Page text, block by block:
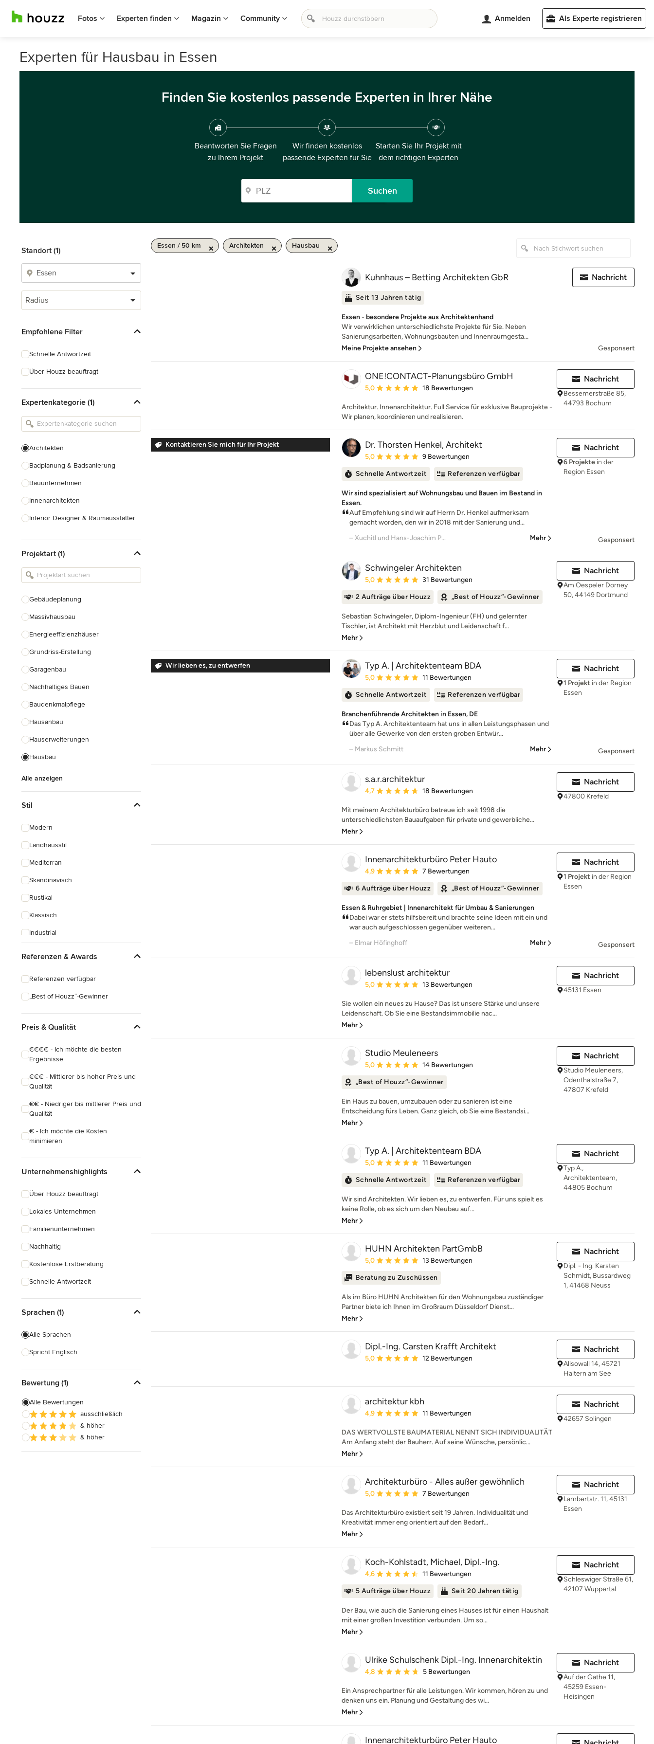
Fotos Experten finden Magazin Community Anmelden Als Experte registrieren
Experten für Hausbau in Essen
Finden Sie kostenlos passende Experten in Ihrer Nähe
Beantworten Sie Fragen
zu Ihrem Projekt
Wir finden kostenlos
passende Experten für Sie
Starten Sie Ihr Projekt mit
dem richtigen Experten
Suchen
Standort (1)
Radius
Empfohlene Filter
Schnelle Antwortzeit
Über Houzz beauftragt
Expertenkategorie (1)
Architekten
Badplanung & Badsanierung
Bauunternehmen
Innenarchitekten
Interior Designer & Raumausstatter
Landschaftsarchitekten
Armaturen & Sanitärbedarf
Einbauschränke
Projektart (1)
Gebäudeplanung
Massivhausbau
Energieeffizienzhäuser
Grundriss-Erstellung
Garagenbau
Nachhaltiges Bauen
Baudenkmalpflege
Hausanbau
Hauserweiterungen
Hausbau
Alle anzeigen
Stil
Modern
Landhausstil
Mediterran
Skandinavisch
Rustikal
Klassisch
Industrial
Referenzen & Awards
Referenzen verfügbar
„Best of Houzz“-Gewinner
Preis & Qualität
€€€€ - Ich möchte die besten
Ergebnisse
€€€ - Mittlerer bis hoher Preis und
Qualität
€€ - Niedriger bis mittlerer Preis und
Qualität
€ - Ich möchte die Kosten
minimieren
Unternehmenshighlights
Über Houzz beauftragt
Lokales Unternehmen
Familienunternehmen
Nachhaltig
Kostenlose Erstberatung
Schnelle Antwortzeit
Sprachen (1)
Alle Sprachen
Spricht Englisch
Bewertung (1)
Alle Bewertungen
ausschließlich
& höher
& höher
Essen / 50 km Architekten Hausbau
Kuhnhaus – Betting Architekten GbR
Seit 13 Jahren tätig
Essen - besondere Projekte aus Architektenhand
Wir verwirklichen unterschiedlichste Projekte für Sie. Neben
Sanierungsarbeiten, Wohnungsbauten und Innenraumgesta...
Meine Projekte ansehen
Nachricht
Gesponsert
ONE!CONTACT-Planungsbüro GmbH
Durchschnittliche Bewertung: 5 von 5 Sternen
5,0 18 Bewertungen
Architektur. Innenarchitektur. Full Service für exklusive Bauprojekte -
Wir planen, koordinieren und realisieren.
Nachricht
Bessemerstraße 85,
44793 Bochum
Kontaktieren Sie mich für Ihr Projekt Dr. Thorsten Henkel, Architekt
Durchschnittliche Bewertung: 5 von 5 Sternen
5,0 9 Bewertungen
Schnelle Antwortzeit Referenzen verfügbar
Wir sind spezialisiert auf Wohnungsbau und Bauen im Bestand in
Essen.
Auf Empfehlung sind wir auf Herrn Dr. Henkel aufmerksam
gemacht worden, den wir in 2018 mit der Sanierung und...
– Xuchitl und Hans-Joachim Pein
Mehr
Nachricht
6 Projekte in der
Region Essen
Gesponsert
Schwingeler Architekten
Durchschnittliche Bewertung: 5 von 5 Sternen
5,0 31 Bewertungen
2 Aufträge über Houzz „Best of Houzz“-Gewinner
Sebastian Schwingeler, Diplom-Ingenieur (FH) und gelernter
Tischler, ist Architekt mit Herzblut und Leidenschaft f...
Mehr
Nachricht
Am Oespeler Dorney
50, 44149 Dortmund
Wir lieben es, zu entwerfen Typ A. | Architektenteam BDA
Durchschnittliche Bewertung: 5 von 5 Sternen
5,0 11 Bewertungen
Schnelle Antwortzeit Referenzen verfügbar
Branchenführende Architekten in Essen, DE
Das Typ A. Architektenteam hat uns in allen Leistungsphasen und
über alle Gewerke von den ersten groben Entwür...
– Markus Schmitt
Mehr
Nachricht
1 Projekt in der Region
Essen
Gesponsert
s.a.r.architektur
Durchschnittliche Bewertung: 4.7 von 5 Sternen
4,7 18 Bewertungen
Mit meinem Architekturbüro betreue ich seit 1998 die
unterschiedlichsten Bauaufgaben für private und gewerbliche...
Mehr
Nachricht
47800 Krefeld
Innenarchitekturbüro Peter Hauto
Durchschnittliche Bewertung: 4.9 von 5 Sternen
4,9 7 Bewertungen
6 Aufträge über Houzz „Best of Houzz“-Gewinner
Essen & Ruhrgebiet | Innenarchitekt für Umbau & Sanierungen
Dabei war er stets hilfsbereit und brachte seine Ideen mit ein und
war auch aufgeschlossen gegenüber weiteren...
– Elmar Höfinghoff
Mehr
Nachricht
1 Projekt in der Region
Essen
Gesponsert
lebenslust architektur
Durchschnittliche Bewertung: 5 von 5 Sternen
5,0 13 Bewertungen
Sie wollen ein neues zu Hause? Das ist unsere Stärke und unsere
Leidenschaft. Ob Sie eine Bestandsimmobilie nac...
Mehr
Nachricht
45131 Essen
Studio Meuleneers
Durchschnittliche Bewertung: 5 von 5 Sternen
5,0 14 Bewertungen
„Best of Houzz“-Gewinner
Ein Haus zu bauen, umzubauen oder zu sanieren ist eine
Entscheidung fürs Leben. Ganz gleich, ob Sie eine Bestandsi...
Mehr
Nachricht
Studio Meuleneers,
Odenthalstraße 7,
47807 Krefeld
Typ A. | Architektenteam BDA
Durchschnittliche Bewertung: 5 von 5 Sternen
5,0 11 Bewertungen
Schnelle Antwortzeit Referenzen verfügbar
Wir sind Architekten. Wir lieben es, zu entwerfen. Für uns spielt es
keine Rolle, ob es sich um den Neubau auf...
Mehr
Nachricht
Typ A.,
Architektenteam,
44805 Bochum
HUHN Architekten PartGmbB
Durchschnittliche Bewertung: 5 von 5 Sternen
5,0 13 Bewertungen
Beratung zu Zuschüssen
Als im Büro HUHN Architekten für den Wohnungsbau zuständiger
Partner biete ich Ihnen im Großraum Düsseldorf Dienst...
Mehr
Nachricht
Dipl. - Ing. Karsten
Schmidt, Bussardweg
1, 41468 Neuss
Dipl.-Ing. Carsten Krafft Architekt
Durchschnittliche Bewertung: 5 von 5 Sternen
5,0 12 Bewertungen
Nachricht
Alisowall 14, 45721
Haltern am See
architektur kbh
Durchschnittliche Bewertung: 4.9 von 5 Sternen
4,9 11 Bewertungen
DAS WERTVOLLSTE BAUMATERIAL NENNT SICH INDIVIDUALITÄT
Am Anfang steht der Bauherr. Auf seine Wünsche, persönlic...
Mehr
Nachricht
42657 Solingen
Architekturbüro - Alles außer gewöhnlich
Durchschnittliche Bewertung: 5 von 5 Sternen
5,0 7 Bewertungen
Das Architekturbüro existiert seit 19 Jahren. Individualität und
Kreativität immer eng orientiert auf den Bedarf...
Mehr
Nachricht
Lambertstr. 11, 45131
Essen
Koch-Kohlstadt, Michael, Dipl.-Ing.
Durchschnittliche Bewertung: 4.6 von 5 Sternen
4,6 11 Bewertungen
5 Aufträge über Houzz Seit 20 Jahren tätig
Der Bau, wie auch die Sanierung eines Hauses ist für einen Haushalt
mit einer großen Investition verbunden. Um so...
Mehr
Nachricht
Schleswiger Straße 61,
42107 Wuppertal
Ulrike Schulschenk Dipl.-Ing. Innenarchitektin
Durchschnittliche Bewertung: 4.8 von 5 Sternen
4,8 5 Bewertungen
Ein Ansprechpartner für alle Leistungen. Wir kommen, hören zu und
denken uns ein. Planung und Gestaltung des wi...
Mehr
Nachricht
Auf der Gathe 11,
45259 Essen-
Heisingen
Innenarchitekturbüro Peter Hauto